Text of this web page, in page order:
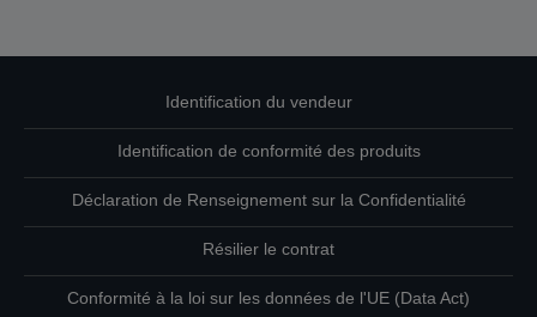
Identification du vendeur
Identification de conformité des produits
Déclaration de Renseignement sur la Confidentialité
Résilier le contrat
Conformité à la loi sur les données de l'UE (Data Act)